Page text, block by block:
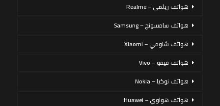
هواتف ريلمي – Realme
هواتف سامسونج – Samsung
هواتف شاومي – Xiaomi
هواتف فيفو – Vivo
هواتف نوكيا – Nokia
هواتف هواوي – Huawei